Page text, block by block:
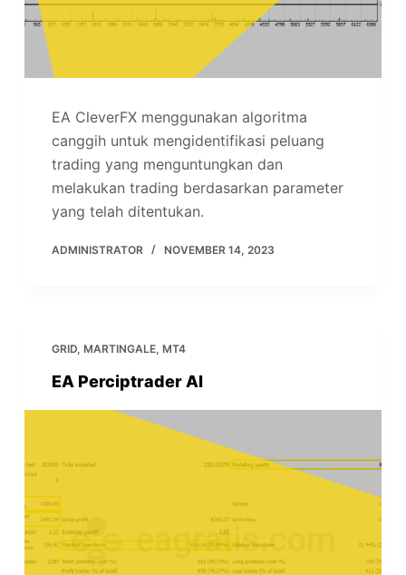
EA CleverFX menggunakan algoritma
canggih untuk mengidentifikasi peluang
trading yang menguntungkan dan
melakukan trading berdasarkan parameter
yang telah ditentukan.
ADMINISTRATOR NOVEMBER 14, 2023
GRID, MARTINGALE, MT4
EA Perciptrader AI